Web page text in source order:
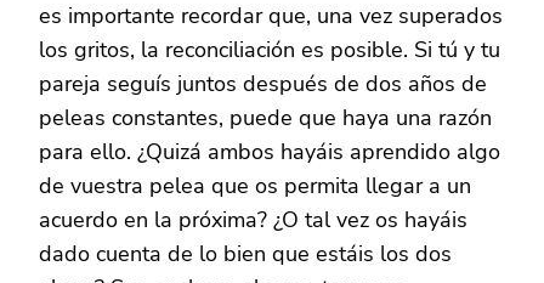
es importante recordar que, una vez superados
los gritos, la reconciliación es posible. Si tú y tu
pareja seguís juntos después de dos años de
peleas constantes, puede que haya una razón
para ello. ¿Quizá ambos hayáis aprendido algo
de vuestra pelea que os permita llegar a un
acuerdo en la próxima? ¿O tal vez os hayáis
dado cuenta de lo bien que estáis los dos